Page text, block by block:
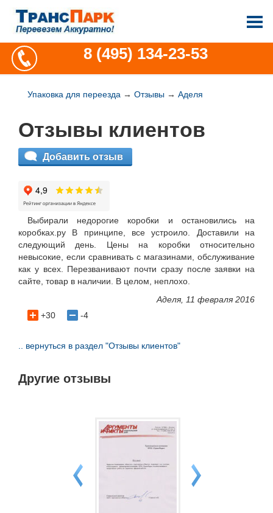
8 (495) 134-23-53
Упаковка для переезда → Отзывы → Аделя
Отзывы клиентов
Добавить отзыв
Выбирали недорогие коробки и остановились на
коробках.ру В принципе, все устроило. Доставили на
следующий день. Цены на коробки относительно
невысокие, если сравнивать с магазинами, обслуживание
как у всех. Перезванивают почти сразу после заявки на
сайте, товар в наличии. В целом, неплохо.
Аделя, 11 февраля 2016
+30
-4
.. вернуться в раздел "Отзывы клиентов"
Другие отзывы